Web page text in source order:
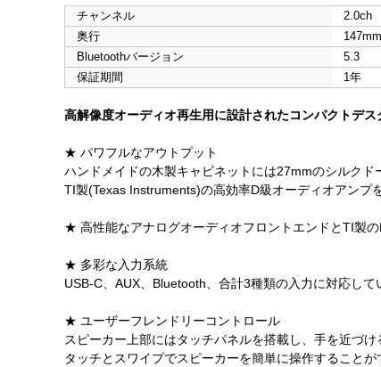
チャンネル 2.0ch
奥行
147mm
Bluetoothバージョン
5.3
保証期間
1年
高解像度オーディオ再生用に設計されたコンパクトデ
★ パワフルなアウトプット
ハンドメイドの木製キャビネットには27mmのシルクド
TI製(Texas Instruments)の高効率D級オーディオアンプ
★ 高性能なアナログオーディオフロントエンドとTI製
★ 多彩な入力系統
USB-C、AUX、Bluetooth、合計3種類の入力に対応し
★ ユーザーフレンドリーコントロール
スピーカー上部にはタッチパネルを搭載し、手を近づけ
タッチとスワイプでスピーカーを簡単に操作すること